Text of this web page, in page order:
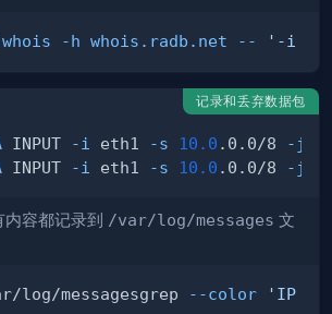
whois -h whois.radb.net -- '-i
记录和丢弃数据包
INPUT -i eth1 -s 10.0 .0.0/8 -j
INPUT -i eth1 -s 10.0 .0.0/8 -j
容都记录到 /var/log/messages 文
log/messagesgrep --color 'IP